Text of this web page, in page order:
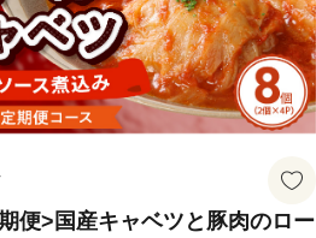
便>国産キャベツと豚肉のロー